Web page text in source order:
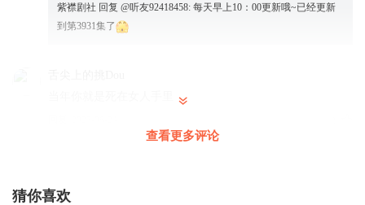
紫襟剧社 回复 @听友92418458: 每天早上10：00更新哦~已经更新
到第3931集了
查看更多评论
猜你喜欢